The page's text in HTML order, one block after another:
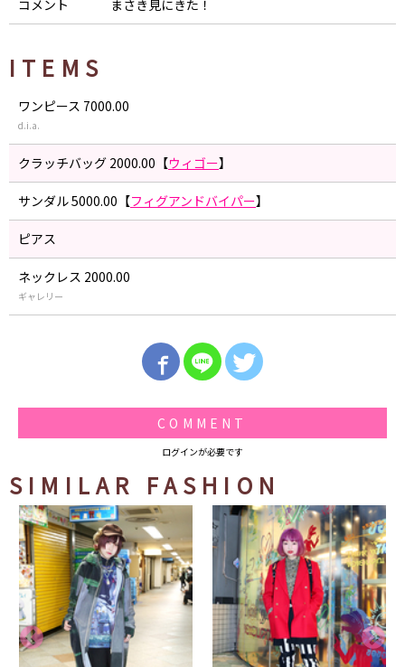
コメント まさき見にきた！
ITEMS
ワンピース 7000.00
d.i.a.
クラッチバッグ 2000.00【ウィゴー】
サンダル 5000.00【フィグアンドバイパー】
ピアス
ネックレス 2000.00
ギャレリー
COMMENT
ログインが必要です
SIMILAR FASHION